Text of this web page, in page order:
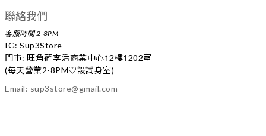
聯絡我們
客服時間 2-8PM
IG: Sup3Store
門市: 旺角荷李活商業中心12樓1202室
(每天營業2-8PM♡設試身室)
Email: sup3store@gmail.com